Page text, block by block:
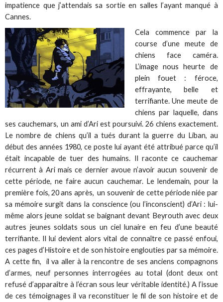
impatience que j’attendais sa sortie en salles l’ayant manqué à
Cannes.
Cela commence par la
course d’une meute de
chiens face caméra.
L’image nous heurte de
plein fouet : féroce,
effrayante, belle et
terrifiante. Une meute de
chiens par laquelle, dans
ses cauchemars, un ami d’Ari est poursuivi. 26 chiens exactement.
Le nombre de chiens qu’il a tués durant la guerre du Liban, au
début des années 1980, ce poste lui ayant été attribué parce qu’il
était incapable de tuer des humains. Il raconte ce cauchemar
récurrent à Ari mais ce dernier avoue n’avoir aucun souvenir de
cette période, ne faire aucun cauchemar. Le lendemain, pour la
première fois, 20 ans après, un souvenir de cette période niée par
sa mémoire surgit dans la conscience (ou l’inconscient) d’Ari : lui-
même alors jeune soldat se baignant devant Beyrouth avec deux
autres jeunes soldats sous un ciel lunaire en feu d’une beauté
terrifiante. Il lui devient alors vital de connaître ce passé enfoui,
ces pages d’Histoire et de son histoire englouties par sa mémoire.
A cette fin, il va aller à la rencontre de ses anciens compagnons
d’armes, neuf personnes interrogées au total (dont deux ont
refusé d’apparaître à l’écran sous leur véritable identité.) A l’issue
de ces témoignages il va reconstituer le fil de son histoire et de